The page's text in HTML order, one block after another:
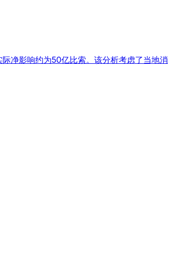
净影响约为50亿比索。该分析考虑了当地消